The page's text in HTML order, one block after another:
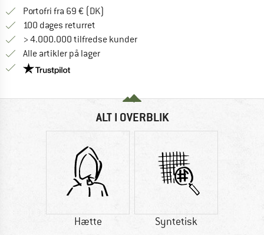
Portofri fra 69 € (DK)
100 dages returret
> 4.000.000 tilfredse kunder
Alle artikler på lager
Vi er Trustpilot-certificeret - oplysningerne får du
ALT I OVERBLIK
Hætte Syntetisk